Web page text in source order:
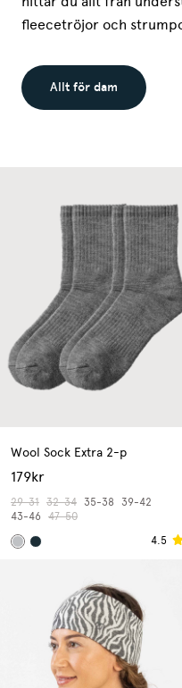
fleecetröjor och
Allt för dam
Wool Sock Extra 2-p
179kr
29-31 32-34 35-38
39-42
43-46
47-50
4.5